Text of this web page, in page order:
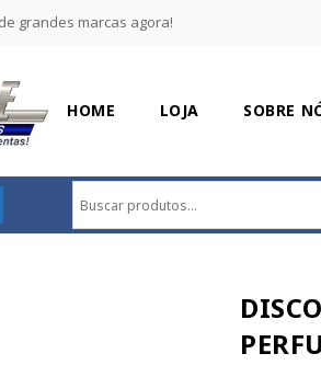
grandes marcas agora!
HOME LOJA SOBRE